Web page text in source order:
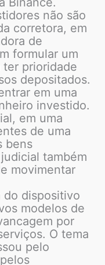
não são
corretora, em
de
formular um
prioridade
depositados.
em uma
investido.
em uma
de uma
bens
também
movimentar
do dispositivo
modelos de
por
O tema
pelo